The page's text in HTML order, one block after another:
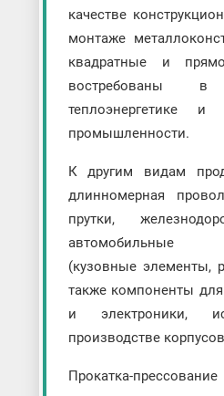
качестве
монтаже
квадратные и
востребованы в
теплоэнергетике и
промышленности.
К другим видам
длинномерная
прутки,
автомобильные
(кузовные элементы,
также компоненты
и электроники,
производстве
Прокатка-